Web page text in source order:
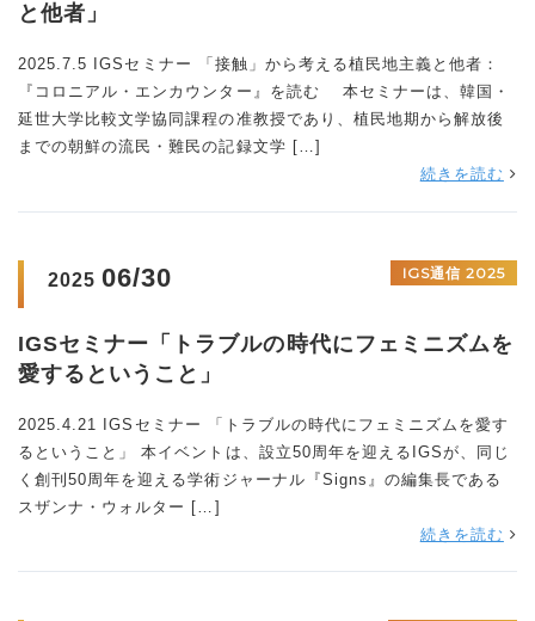
と他者」
2025.7.5 IGSセミナー 「接触」から考える植民地主義と他者：
『コロニアル・エンカウンター』を読む 本セミナーは、韓国・
延世大学比較文学協同課程の准教授であり、植民地期から解放後
までの朝鮮の流民・難民の記録文学 […]
続きを読む
202506/30 IGS通信 2025
IGSセミナー「トラブルの時代にフェミニズムを
愛するということ」
2025.4.21 IGSセミナー 「トラブルの時代にフェミニズムを愛す
るということ」 本イベントは、設立50周年を迎えるIGSが、同じ
く創刊50周年を迎える学術ジャーナル『Signs』の編集長である
スザンナ・ウォルター […]
続きを読む